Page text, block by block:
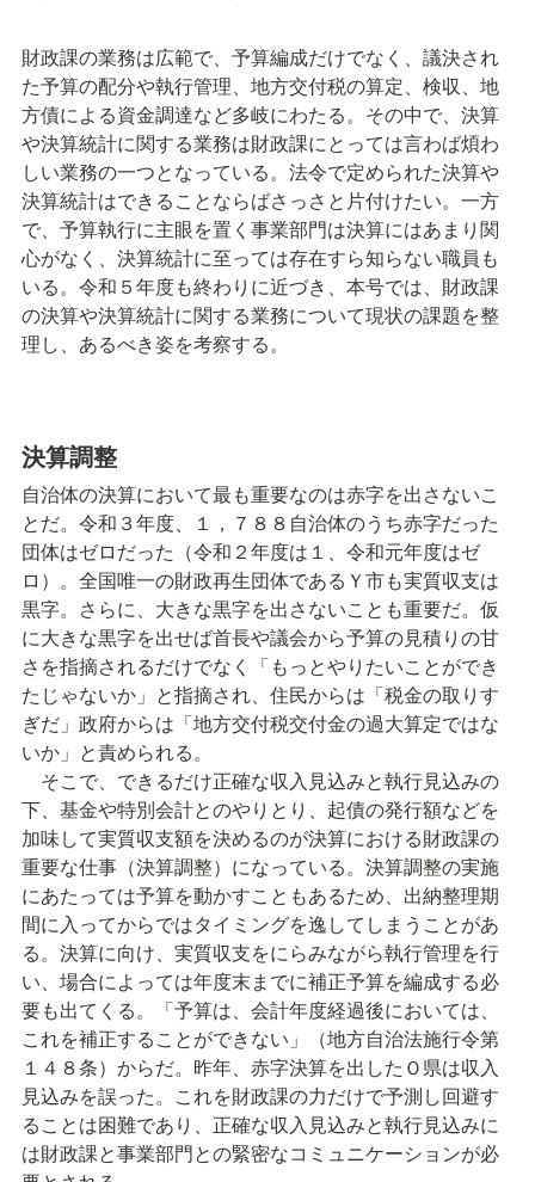
財政課の業務は広範で、予算編成だけでなく、議決され
た予算の配分や執行管理、地方交付税の算定、検収、地
方債による資金調達など多岐にわたる。その中で、決算
や決算統計に関する業務は財政課にとっては言わば煩わ
しい業務の一つとなっている。法令で定められた決算や
決算統計はできることならばさっさと片付けたい。一方
で、予算執行に主眼を置く事業部門は決算にはあまり関
心がなく、決算統計に至っては存在すら知らない職員も
いる。令和５年度も終わりに近づき、本号では、財政課
の決算や決算統計に関する業務について現状の課題を整
理し、あるべき姿を考察する。
決算調整
自治体の決算において最も重要なのは赤字を出さないこ
とだ。令和３年度、１，７８８自治体のうち赤字だった
団体はゼロだった（令和２年度は１、令和元年度はゼ
ロ）。全国唯一の財政再生団体であるＹ市も実質収支は
黒字。さらに、大きな黒字を出さないことも重要だ。仮
に大きな黒字を出せば首長や議会から予算の見積りの甘
さを指摘されるだけでなく「もっとやりたいことができ
たじゃないか」と指摘され、住民からは「税金の取りす
ぎだ」政府からは「地方交付税交付金の過大算定ではな
いか」と責められる。
そこで、できるだけ正確な収入見込みと執行見込みの
下、基金や特別会計とのやりとり、起債の発行額などを
加味して実質収支額を決めるのが決算における財政課の
重要な仕事（決算調整）になっている。決算調整の実施
にあたっては予算を動かすこともあるため、出納整理期
間に入ってからではタイミングを逸してしまうことがあ
る。決算に向け、実質収支をにらみながら執行管理を行
い、場合によっては年度末までに補正予算を編成する必
要も出てくる。「予算は、会計年度経過後においては、
これを補正することができない」（地方自治法施行令第
１４８条）からだ。昨年、赤字決算を出したＯ県は収入
見込みを誤った。これを財政課の力だけで予測し回避す
ることは困難であり、正確な収入見込みと執行見込みに
は財政課と事業部門との緊密なコミュニケーションが必